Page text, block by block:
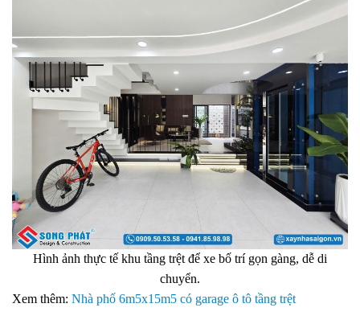
Hình ảnh thực tế khu tầng trệt để xe bố trí gọn gàng, dễ di
chuyển.
Xem thêm: Nhà phố 6m5x15m5 có garage ô tô tầng trệt